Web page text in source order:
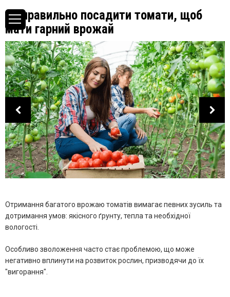
Як правильно посадити томати, щоб
мати гарний врожай
Отримання багатого врожаю томатів вимагає певних зусиль та
дотримання умов: якісного ґрунту, тепла та необхідної
вологості.
Особливо зволоження часто стає проблемою, що може
негативно вплинути на розвиток рослин, призводячи до їх
"вигорання".